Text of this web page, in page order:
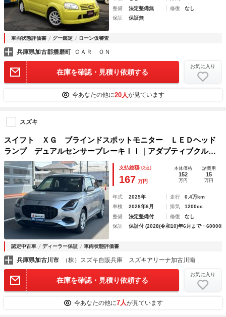
整備
法定整備無 修復
なし
保証
保証無
車両状態評価書 グー鑑定 ローン仮審査
兵庫県加古郡播磨町 ＣＡＲ ＯＮ
在庫を確認・見積り依頼する
お気に入り
今あなたの他に20人が見ています
スズキ
スイフト ＸＧ ブラインドスポットモニター ＬＥＤヘッド
ランプ デュアルセンサーブレーキＩＩ｜アダプティブクルー
ズコントロール｜ＬＥＤヘッドライト｜１５インチフルホイー
ルキャップ｜マニュアルエアコン｜電動格納式ドアミラー｜シ
ートヒーター｜
支払総額(税込)
167 万円
本体価格
152
万円
諸費用
15
万円
年式 2025年 走行
0.4万km
車検
2028年6月 排気
1200cc
整備
法定整備付 修復
なし
保証
保証付 (2028(令和10)年6月まで・
認定中古車 ディーラー保証 車両状態評価書
兵庫県加古川市 （株）スズキ自販兵庫 スズキアリーナ加古川南
在庫を確認・見積り依頼する
お気に入り
今あなたの他に7人が見ています